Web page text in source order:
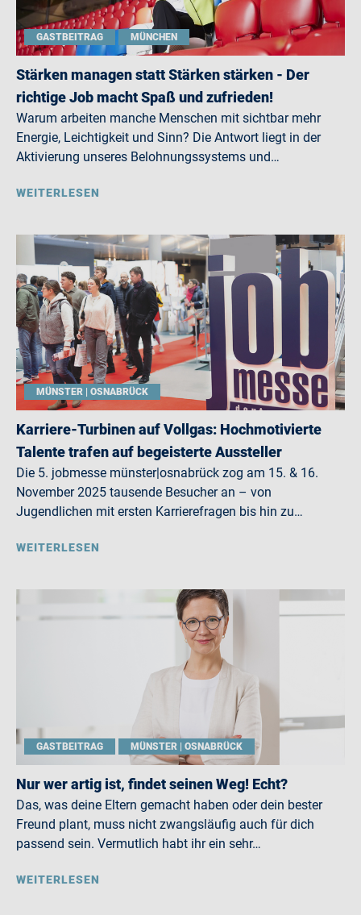
GASTBEITRAG MÜNCHEN
Stärken managen statt Stärken stärken - Der
richtige Job macht Spaß und zufrieden!
Warum arbeiten manche Menschen mit sichtbar mehr
Energie, Leichtigkeit und Sinn? Die Antwort liegt in der
Aktivierung unseres Belohnungssystems und…
WEITERLESEN
MÜNSTER | OSNABRÜCK
Karriere-Turbinen auf Vollgas: Hochmotivierte
Talente trafen auf begeisterte Aussteller
Die 5. jobmesse münster|osnabrück zog am 15. & 16.
November 2025 tausende Besucher an – von
Jugendlichen mit ersten Karrierefragen bis hin zu…
WEITERLESEN
GASTBEITRAG MÜNSTER | OSNABRÜCK
Nur wer artig ist, findet seinen Weg! Echt?
Das, was deine Eltern gemacht haben oder dein bester
Freund plant, muss nicht zwangsläufig auch für dich
passend sein. Vermutlich habt ihr ein sehr…
WEITERLESEN